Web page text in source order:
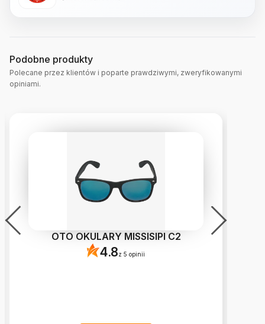
Podobne produkty
Polecane przez klientów i poparte prawdziwymi, zweryfikowanymi
opiniami.
OTO OKULARY MISSISIPI C2
4.8z 5 opinii